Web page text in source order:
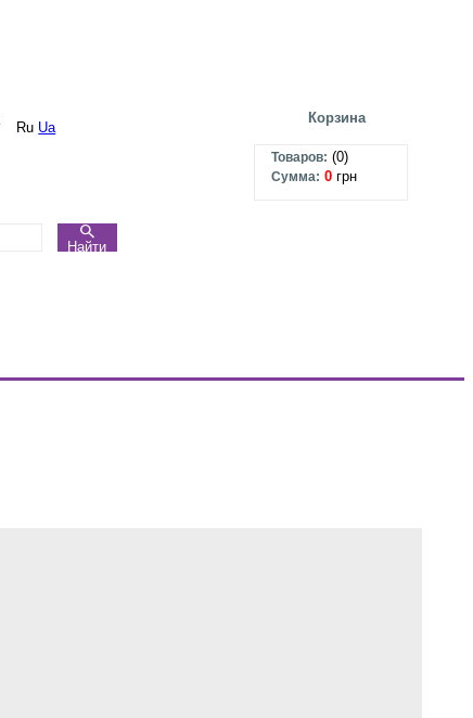
Ru Ua
Найти
Корзина
Товаров: (0)
Сумма: 0 грн